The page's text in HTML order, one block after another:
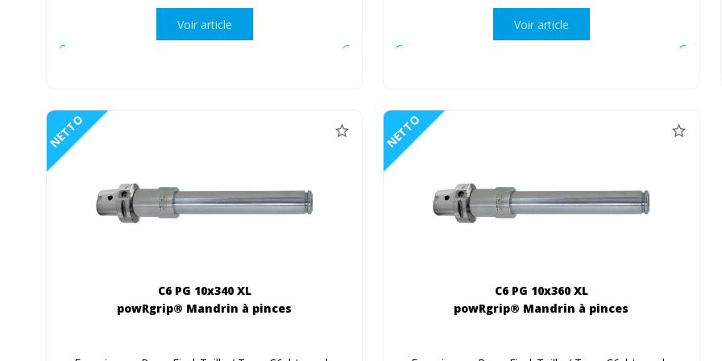
Voir article Voir article
NETTO
C6 PG 10x340 XL
powRgrip® Mandrin à pinces
NETTO
C6 PG 10x360 XL
powRgrip® Mandrin à pinces